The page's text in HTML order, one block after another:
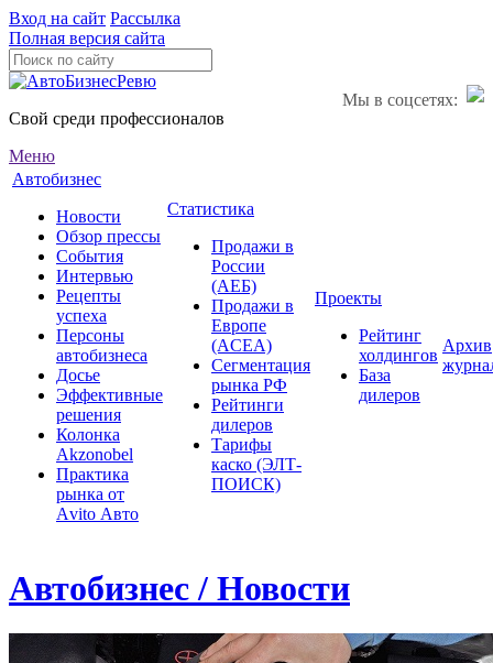
Вход на сайт Рассылка
Полная версия сайта
Мы в соцсетях:
Свой среди профессионалов
Меню
Автобизнес
Новости
Обзор прессы
События
Интервью
Рецепты
успеха
Персоны
автобизнеса
Досье
Эффективные
решения
Колонка
Akzonobel
Практика
рынка от
Аvito Авто
Статистика
Продажи в
России
(АЕБ)
Продажи в
Европе
(ACEA)
Сегментация
рынка РФ
Рейтинги
дилеров
Тарифы
каско (ЭЛТ-
ПОИСК)
Проекты
Рейтинг
холдингов
База
дилеров
Архив
Автобизнес / Новости